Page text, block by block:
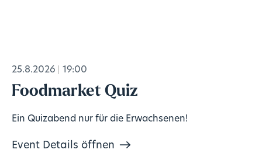
25.8.2026 19:00
Foodmarket Quiz
Ein Quizabend nur für die Erwachsenen!
Event Details öffnen